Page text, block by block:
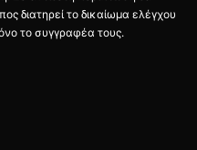
διατηρεί το δικαίωμα ελέγχου
το συγγραφέα τους.